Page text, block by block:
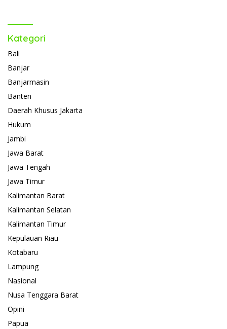
Kategori
Bali
Banjar
Banjarmasin
Banten
Daerah Khusus Jakarta
Hukum
Jambi
Jawa Barat
Jawa Tengah
Jawa Timur
Kalimantan Barat
Kalimantan Selatan
Kalimantan Timur
Kepulauan Riau
Kotabaru
Lampung
Nasional
Nusa Tenggara Barat
Opini
Papua